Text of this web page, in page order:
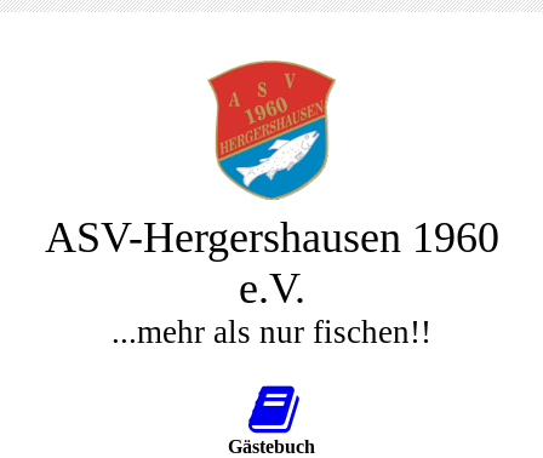
ASV-Hergershausen 1960
e.V.
...mehr als nur fischen!!
Gästebuch